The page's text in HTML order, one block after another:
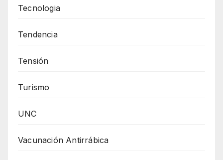
Tecnologia
Tendencia
Tensión
Turismo
UNC
Vacunación Antirrábica